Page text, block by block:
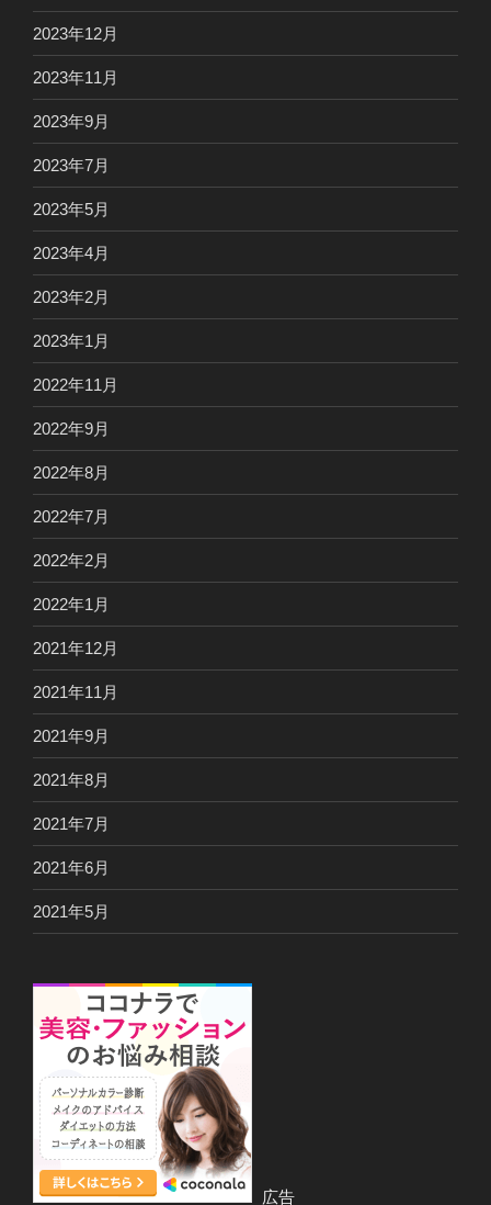
2023年12月
2023年11月
2023年9月
2023年7月
2023年5月
2023年4月
2023年2月
2023年1月
2022年11月
2022年9月
2022年8月
2022年7月
2022年2月
2022年1月
2021年12月
2021年11月
2021年9月
2021年8月
2021年7月
2021年6月
2021年5月
広告